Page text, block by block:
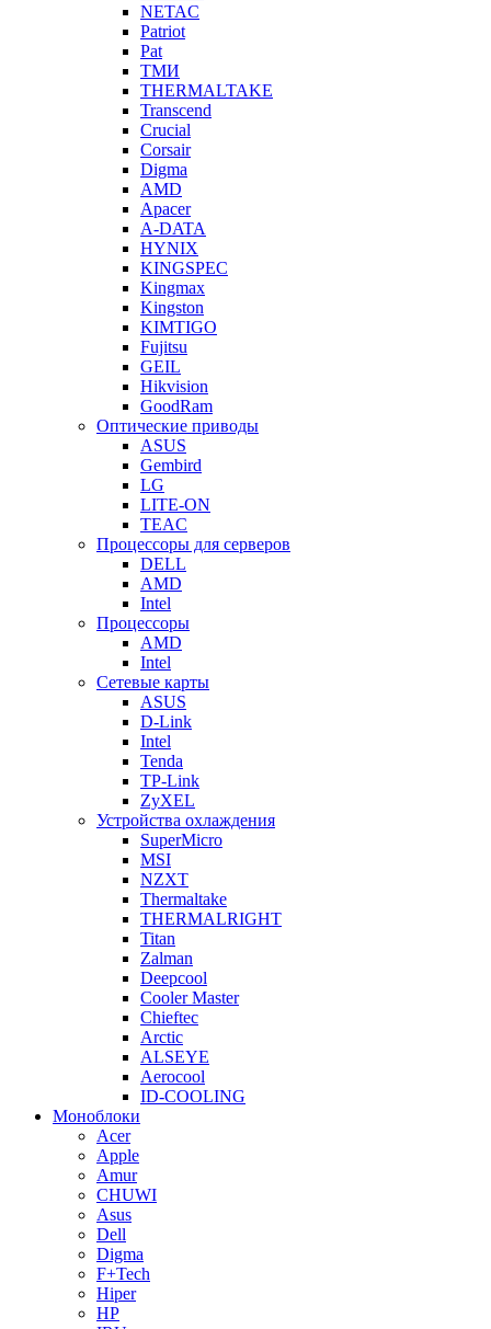
NETAC
Patriot
Pat
ТМИ
THERMALTAKE
Transcend
Crucial
Corsair
Digma
AMD
Apacer
A-DATA
HYNIX
KINGSPEC
Kingmax
Kingston
KIMTIGO
Fujitsu
GEIL
Hikvision
GoodRam
Оптические приводы
ASUS
Gembird
LG
LITE-ON
TEAC
Процессоры для серверов
DELL
AMD
Intel
Процессоры
AMD
Intel
Сетевые карты
ASUS
D-Link
Intel
Tenda
TP-Link
ZyXEL
Устройства охлаждения
SuperMicro
MSI
NZXT
Thermaltake
THERMALRIGHT
Titan
Zalman
Deepcool
Cooler Master
Chieftec
Arctic
ALSEYE
Aerocool
ID-COOLING
Моноблоки
Acer
Apple
Amur
CHUWI
Asus
Dell
Digma
F+Tech
Hiper
HP